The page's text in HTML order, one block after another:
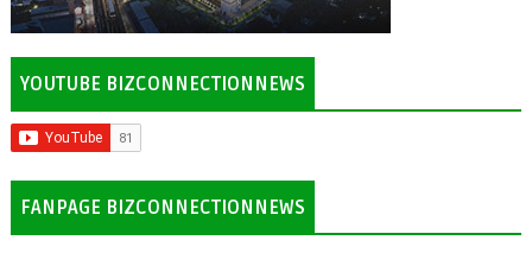
YOUTUBE BIZCONNECTIONNEWS
FANPAGE BIZCONNECTIONNEWS